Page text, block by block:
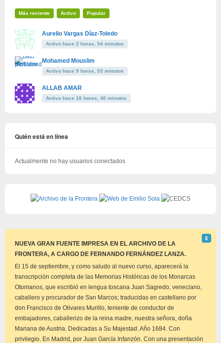
Más reciente Activo Popular
Aurelio Vargas Díaz-Toledo
Activo hace 2 horas, 54 minutos
Mohamed Mouslim
Activo hace 9 horas, 53 minutos
ALLAB AMAR
Activo hace 16 horas, 40 minutos
Quién está en línea
Actualmente no hay usuarios conectados
NUEVA GRAN FUENTE IMPRESA EN EL ARCHIVO DE LA
FRONTERA, A CARGO DE FERNANDO FERNÁNDEZ LANZA.
este
Χ
El 15 de septiembre, y como saludo al nuevo curso, aparecerá la
transcripción completa de las Memorias Históricas de los Monarcas
Otomanos, que escribió en lengua toscana Juan Sagredo, veneciano,
caballero y procurador de San Marcos; traducidas en castellano por
don Francisco de Olivares Murillo, teniente de conductor de
embajadores, caballerizo de la reina madre, nuestra señora, doña
Mariana de Austria. Dedicadas a Su Majestad. Año 1684. Con
privilegio. En Madrid, por Juan García Infanzón. Con una presentación